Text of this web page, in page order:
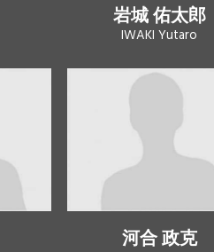
岩城 佑太郎
IWAKI Yutaro
河合 政克